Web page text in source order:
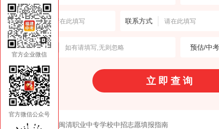
输入姓名 联系方式
意向学校 预估/中
上一篇:2026福建省闽清职业中专学校中招志愿填报指南
官方企业微信
官方微信公众号